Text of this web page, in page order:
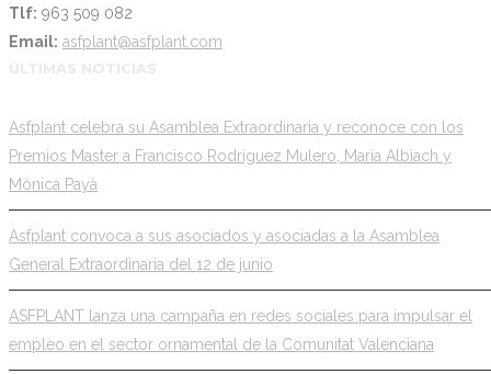
Tlf: 963 509 082
Email: asfplant@asfplant.com
Asfplant celebra su Asamblea Extraordinaria y reconoce con los
Premios Master a Francisco Rodríguez Mulero, Maria Albiach y
Mónica Payà
Asfplant convoca a sus asociados y asociadas a la Asamblea
General Extraordinaria del 12 de junio
ASFPLANT lanza una campaña en redes sociales para impulsar el
empleo en el sector ornamental de la Comunitat Valenciana